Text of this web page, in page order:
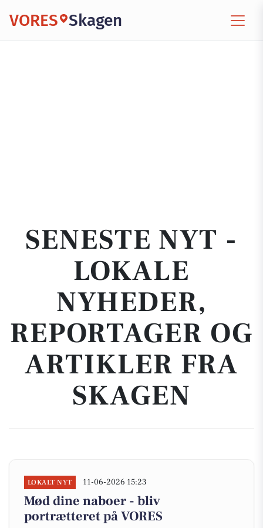
VORES Skagen
SENESTE NYT -
LOKALE
NYHEDER,
REPORTAGER OG
ARTIKLER FRA
SKAGEN
LOKALT NYT 11-06-2026 15:23
Mød dine naboer - bliv
portrætteret på VORES